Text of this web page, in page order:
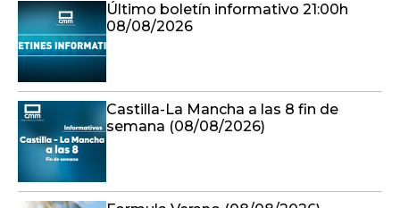
Último boletín informativo 21:00h
08/08/2026
Castilla-La Mancha a las 8 fin de
semana (08/08/2026)